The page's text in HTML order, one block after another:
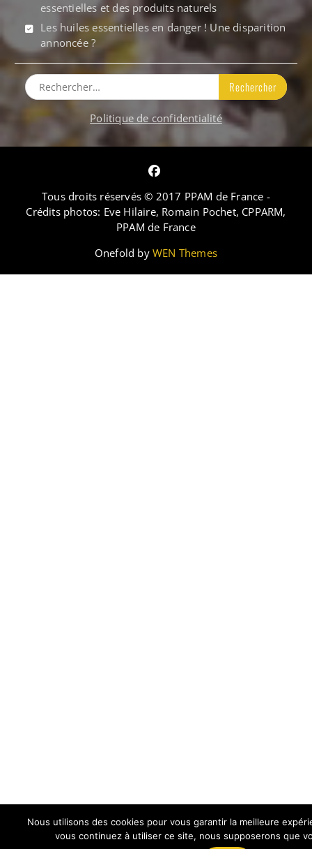
essentielles et des produits naturels
Les huiles essentielles en danger ! Une disparition
annoncée ?
Rechercher :
Politique de confidentialité
Tous droits réservés © 2017 PPAM de France -
Crédits photos: Eve Hilaire, Romain Pochet, CPPARM,
PPAM de France
Onefold byWEN Themes
Nous utilisons des cookies pour vous garantir la meilleure
vous continuez à utiliser ce site, nous supposerons que